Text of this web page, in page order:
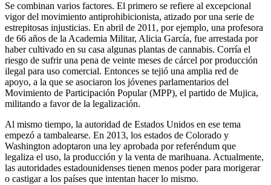
Se combinan varios factores. El primero se refiere al excepcional
vigor del movimiento antiprohibicionista, atizado por una serie de
estrepitosas injusticias. En abril de 2011, por ejemplo, una profesora
de 66 años de la Academia Militar, Alicia García, fue arrestada por
haber cultivado en su casa algunas plantas de cannabis. Corría el
riesgo de sufrir una pena de veinte meses de cárcel por producción
ilegal para uso comercial. Entonces se tejió una amplia red de
apoyo, a la que se asociaron los jóvenes parlamentarios del
Movimiento de Participación Popular (MPP), el partido de Mujica,
militando a favor de la legalización.
Al mismo tiempo, la autoridad de Estados Unidos en ese tema
empezó a tambalearse. En 2013, los estados de Colorado y
Washington adoptaron una ley aprobada por referéndum que
legaliza el uso, la producción y la venta de marihuana. Actualmente,
las autoridades estadounidenses tienen menos poder para morigerar
o castigar a los países que intentan hacer lo mismo.